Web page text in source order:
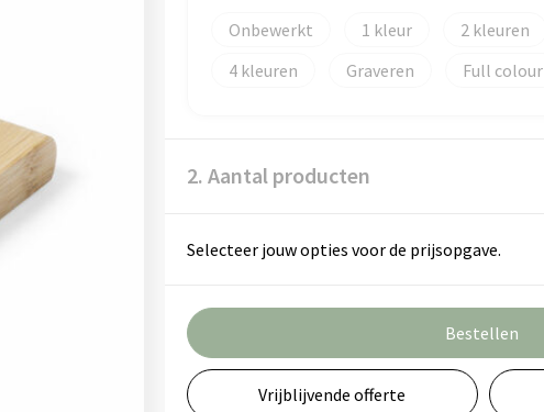
Onbewerkt
1 2
4
Graveren Full colour
2. Aantal producten
Selecteer jouw opties voor de prijsopgave.
Bestellen
Vrijblijvende offerte